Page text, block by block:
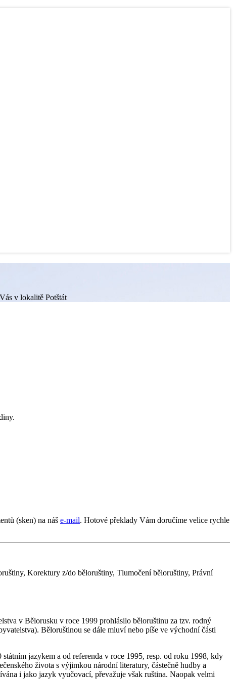
v lokalitě Potštát
(sken) na náš e-mail. Hotové překlady Vám doručíme velice rychle
Korektury z/do běloruštiny, Tlumočení běloruštiny, Právní
v Bělorusku v roce 1999 prohlásilo běloruštinu za tzv. rodný
Běloruštinou se dále mluví nebo píše ve východní části
jazykem a od referenda v roce 1995, resp. od roku 1998, kdy
života s výjimkou národní literatury, částečně hudby a
i jako jazyk vyučovací, převažuje však ruština. Naopak velmi